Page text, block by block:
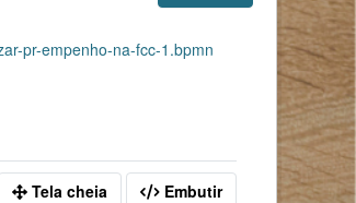
pr-empenho-na-fcc-1.bpmn
Tela cheia Embutir